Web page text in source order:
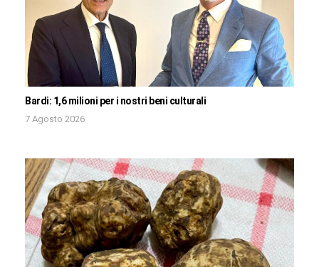
Bardi: 1,6 milioni per i nostri beni culturali
7 Agosto 2026